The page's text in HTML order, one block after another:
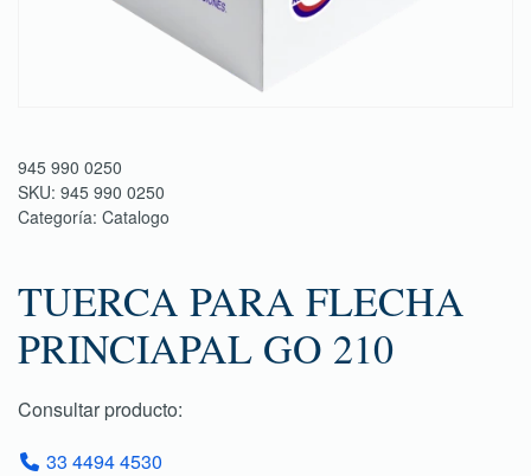
945 990 0250
SKU: 945 990 0250
Categoría: Catalogo
TUERCA PARA FLECHA
PRINCIAPAL GO 210
Consultar producto:
33 4494 4530